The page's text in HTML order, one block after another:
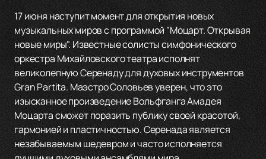
17 июня наступит момент для открытия новых
музыкальных миров с программой "Моцарт. Открывая
новые миры". Известные солисты симфонического
оркестра Михайловского театра исполнят
великолепную Серенаду для духовых инструментов
Gran Partita. Маэстро Соловьев уверен, что это
изысканное произведение Вольфганга Амадея
Моцарта сможет поразить публику своей красотой,
гармонией и пластичностью. Серенада является
незабываемым шедевром и часто исполняется